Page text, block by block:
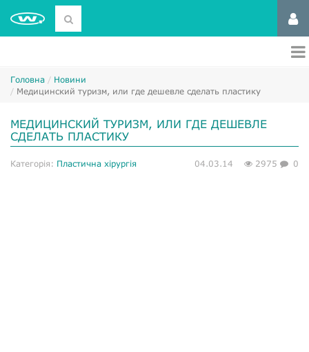
Головна
Новини
Медицинский туризм, или где дешевле сделать пластику
МЕДИЦИНСКИЙ ТУРИЗМ, ИЛИ ГДЕ ДЕШЕВЛЕ
СДЕЛАТЬ ПЛАСТИКУ
Категорія: Пластична хірургія 04.03.14 2975 0